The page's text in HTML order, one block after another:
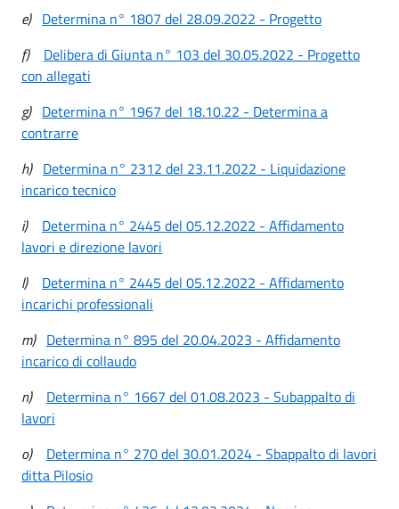
e) Determina n° 1807 del 28.09.2022 - Progetto
f) Delibera di Giunta n° 103 del 30.05.2022 - Progetto
con allegati
g) Determina n° 1967 del 18.10.22 - Determina a
contrarre
h) Determina n° 2312 del 23.11.2022 - Liquidazione
incarico tecnico
i)
Determina n° 2445 del 05.12.2022 - Affidamento
lavori e direzione lavori
l)
Determina n° 2445 del 05.12.2022 - Affidamento
incarichi professionali
m) Determina n° 895 del 20.04.2023 - Affidamento
incarico di collaudo
n)
Determina n° 1667 del 01.08.2023 - Subappalto di
lavori
o)
Determina n° 270 del 30.01.2024 - Sbappalto di lavori
ditta Pilosio